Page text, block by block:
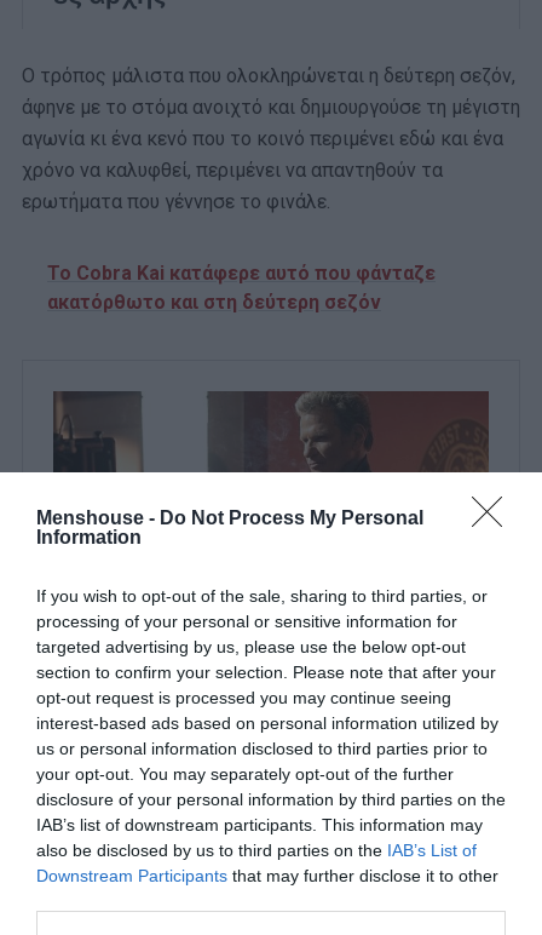
Menshouse - Do Not Process My Personal
Information
If you wish to opt-out of the sale, sharing to third parties, or
processing of your personal or sensitive information for
targeted advertising by us, please use the below opt-out
section to confirm your selection. Please note that after your
opt-out request is processed you may continue seeing
interest-based ads based on personal information utilized by
us or personal information disclosed to third parties prior to
your opt-out. You may separately opt-out of the further
disclosure of your personal information by third parties on the
IAB’s list of downstream participants. This information may
also be disclosed by us to third parties on the IAB’s List of
Downstream Participants that may further disclose it to other
Ο τρόπος μάλιστα που ολοκληρώνεται η δεύτερη σεζόν,
άφηνε με το στόμα ανοιχτό και δημιουργούσε τη μέγιστη
αγωνία κι ένα κενό που το κοινό περιμένει εδώ και ένα
χρόνο να καλυφθεί, περιμένει να απαντηθούν τα
ερωτήματα που γέννησε το φινάλε.
Το Cobra Kai κατάφερε αυτό που φάνταζε
ακατόρθωτο και στη δεύτερη σεζόν
Το πρώτο επεισόδιο της επιστροφής το είδαν σχεδόν
100.000.000. Αυτό και το δεύτερο ήταν τα μόνα
διαθέσιμα στο Youtube χωρίς συνδρομή. Όλα τα
υπόλοιπα επεισόδια ξεκλειδώνονταν με πληρωμή και